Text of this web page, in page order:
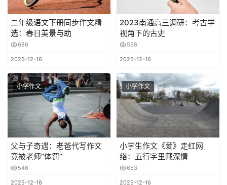
二年级语文下册同步作文精
选：春日美景与助
686
2025-12-16
2023南通高三调研：考古学
视角下的古史
598
2025-12-16
小学作文
父与子奇遇：老爸代写作文
竟被老师“体罚”
546
2025-12-16
小学作文
小学生作文《爱》走红网
络：五行字里藏深情
653
2025-12-16